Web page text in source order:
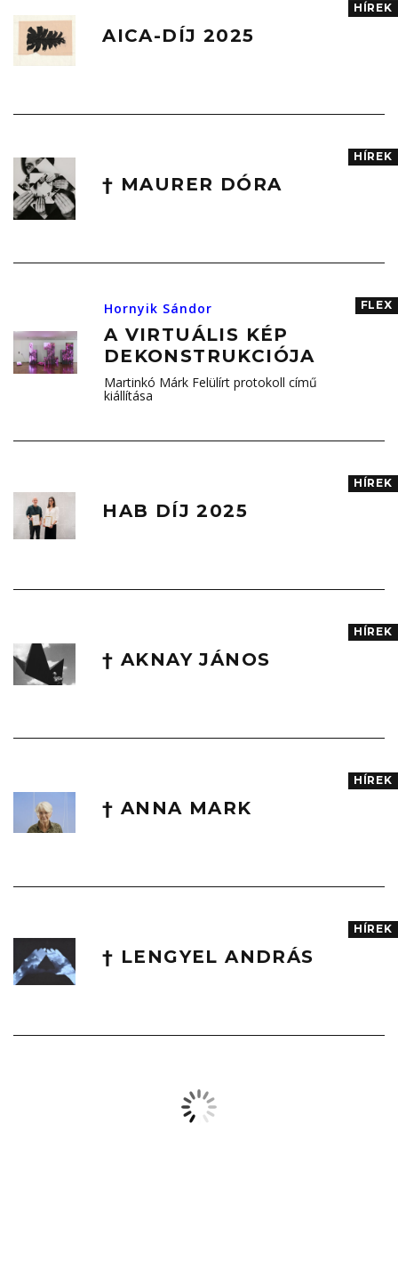
AICA-DÍJ 2025
HÍREK
† MAURER DÓRA
HÍREK
Hornyik Sándor
A VIRTUÁLIS KÉP
DEKONSTRUKCIÓJA
Martinkó Márk Felülírt protokoll című
kiállítása
FLEX
HAB DÍJ 2025
HÍREK
† AKNAY JÁNOS
HÍREK
† ANNA MARK
HÍREK
† LENGYEL ANDRÁS
HÍREK
A MŰVÉSZET
SZENZÁCIÓJA